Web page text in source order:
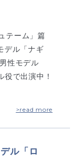
テーム」篇
デル「ナギ
性モデル
役で出演中！
>read more
ル「ロ